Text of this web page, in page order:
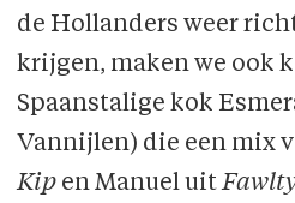
de Hollanders weer
krijgen, maken we ook
Spaanstalige kok
Vannijlen) die een mix
Kipen Manuel uit